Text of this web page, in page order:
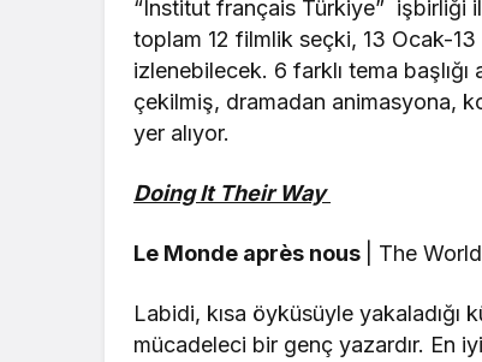
“Institut français Türkiye” işbirliği
toplam 12 filmlik seçki, 13 Ocak-
izlenebilecek. 6 farklı tema
çekilmiş, dramadan animasyona,
yer alıyor.
Doing It Their Way
Le Monde après nous | The
Labidi, kısa öyküsüyle yakaladığı
mücadeleci bir genç yazardır. En